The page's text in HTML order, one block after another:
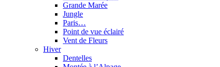
Grande Marée
Jungle
Paris…
Point de vue éclairé
Vent de Fleurs
Hiver
Dentelles